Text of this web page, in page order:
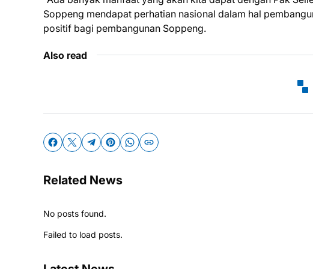
Soppeng mendapat perhatian nasional dalam hal
positif bagi pembangunan Soppeng.
Also read
Related News
No posts found.
Failed to load posts.